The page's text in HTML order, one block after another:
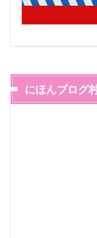
にほんブログ